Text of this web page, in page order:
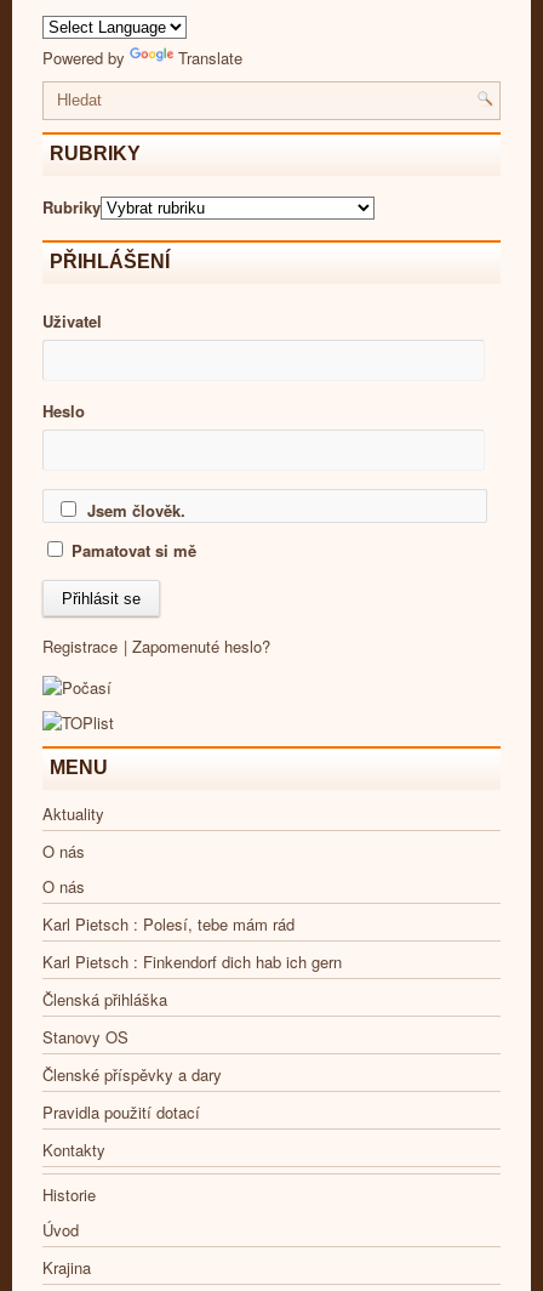
Powered by Translate
RUBRIKY
Rubriky
PŘIHLÁŠENÍ
Uživatel
Heslo
Jsem člověk.
Pamatovat si mě
Registrace | Zapomenuté heslo?
MENU
Aktuality
O nás
O nás
Karl Pietsch : Polesí, tebe mám rád
Karl Pietsch : Finkendorf dich hab ich gern
Členská přihláška
Stanovy OS
Členské příspěvky a dary
Pravidla použití dotací
Kontakty
Historie
Úvod
Krajina